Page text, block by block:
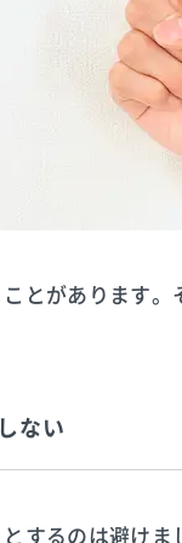
とがあります
ない
するのは避けま